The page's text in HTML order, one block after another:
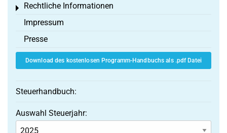
Rechtliche Informationen
Toggle menu
Impressum
Presse
Download des kostenlosen Programm-Handbuchs als .pdf Datei
Steuerhandbuch:
Auswahl Steuerjahr: